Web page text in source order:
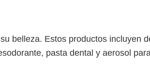
belleza. Estos productos incluyen
pasta dental y aerosol